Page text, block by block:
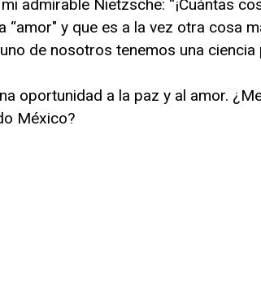
admirable Nietzsche: “¡Cuántas
“amor" y que es a la vez otra cosa
de nosotros tenemos una ciencia
oportunidad a la paz y al amor.
México?